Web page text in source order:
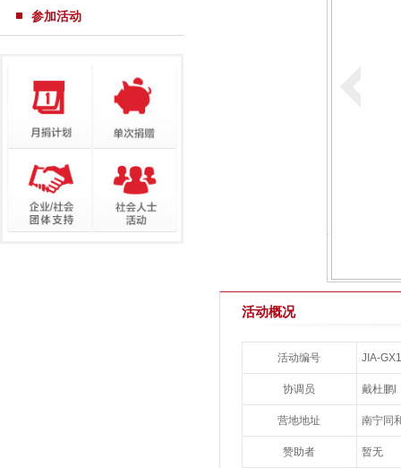
参加活动
活动概况
活动编号 JIA-
协调员 戴杜鹏l
营地地址 南宁同
赞助者 暂无